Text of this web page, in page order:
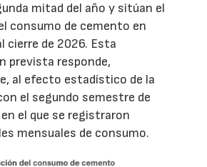
mitad del año y sitúan el
consumo de cemento en
cierre de 2026. Esta
prevista responde,
al efecto estadístico de la
el segundo semestre de
el que se registraron
mensuales de consumo.